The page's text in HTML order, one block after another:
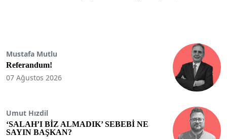
Mustafa Mutlu
Referandum!
07 Ağustos 2026
Umut Hızdil
‘SALAH’I BİZ ALMADIK’ SEBEBİ NE
SAYIN BAŞKAN?